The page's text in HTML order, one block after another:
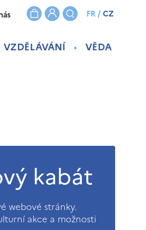
VZDĚLÁVÁNÍ VĚDA
FR/CZ
kabát
webové stránky.
akce a možnosti